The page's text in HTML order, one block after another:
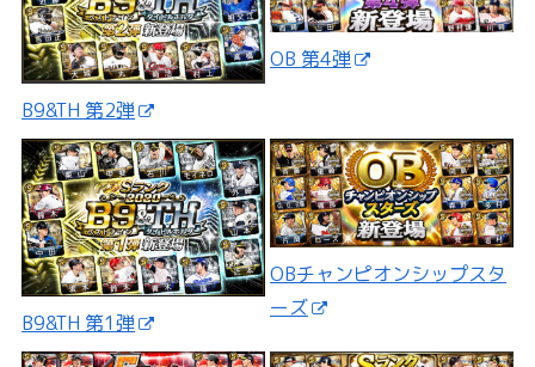
B9&TH 第2弾
OB 第4弾
B9&TH 第1弾
OBチャンピオンシップスタ
ーズ